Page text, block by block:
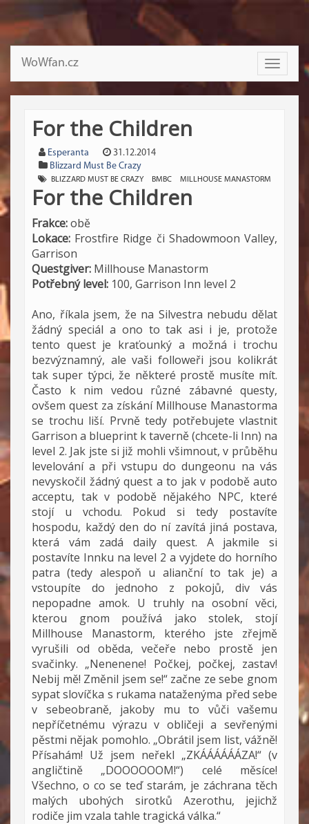
Toggle
WoWfan.cz
For the Children
Esperanta
31.12.2014
Blizzard Must Be Crazy
BLIZZARD MUST BE CRAZY BMBC MILLHOUSE MANASTORM
For the Children
Frakce:obě
Lokace: Frostfire Ridge či Shadowmoon Valley,
Garrison
Questgiver: Millhouse Manastorm
Potřebný level: 100, Garrison Inn level 2
Ano, říkala jsem, že na Silvestra nebudu dělat
žádný speciál a ono to tak asi i je, protože
tento quest je kraťounký a možná i trochu
bezvýznamný, ale vaši followeři jsou kolikrát
tak super týpci, že některé prostě musíte mít.
Často k nim vedou různé zábavné questy,
ovšem quest za získání Millhouse Manastorma
se trochu liší. Prvně tedy potřebujete vlastnit
Garrison a blueprint k taverně (chcete-li Inn) na
level 2. Jak jste si již mohli všimnout, v průběhu
levelování a při vstupu do dungeonu na vás
nevyskočil žádný quest a to jak v podobě auto
acceptu, tak v podobě nějakého NPC, které
stojí u vchodu. Pokud si tedy postavíte
hospodu, každý den do ní zavítá jiná postava,
která vám zadá daily quest. A jakmile si
postavíte Innku na level 2 a vyjdete do horního
patra (tedy alespoň u alianční to tak je) a
vstoupíte do jednoho z pokojů, div vás
nepopadne amok. U truhly na osobní věci,
kterou gnom používá jako stolek, stojí
Millhouse Manastorm, kterého jste zřejmě
vyrušili od oběda, večeře nebo prostě jen
svačinky. „Nenenene! Počkej, počkej, zastav!
Nebij mě! Změnil jsem se!“ začne ze sebe gnom
sypat slovíčka s rukama nataženýma před sebe
v sebeobraně, jakoby mu to vůči vašemu
nepříčetnému výrazu v obličeji a sevřenými
pěstmi nějak pomohlo. „Obrátil jsem list, vážně!
Přísahám! Už jsem neřekl „ZKÁÁÁÁÁÁZA!“ (v
angličtině „DOOOOOOM!“) celé měsíce!
Všechno, o co se teď starám, je záchrana těch
malých ubohých sirotků Azerothu, jejichž
rodiče jim vzala tahle tragická válka.“